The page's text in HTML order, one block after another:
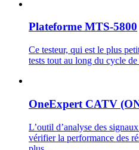
Plateforme MTS-5800
Ce testeur, qui est le plus
tests tout au long du cycle
OneExpert CATV
L’outil d’analyse des
vérifier la performance des